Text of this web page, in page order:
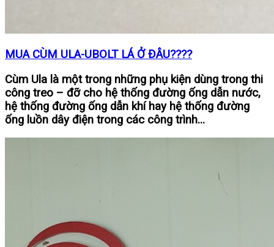
MUA CÙM ULA-UBOLT LÁ Ở ĐÂU????
Cùm Ula là một trong những phụ kiện dùng trong thi
công treo – đỡ cho hệ thống đường ống dẫn nước,
hệ thống đường ống dẫn khí hay hệ thống đường
ống luồn dây điện trong các công trình...